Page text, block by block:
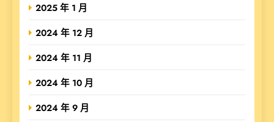
2025 年 1 月
2024 年 12 月
2024 年 11 月
2024 年 10 月
2024 年 9 月